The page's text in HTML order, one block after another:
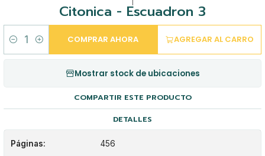
Citonica - Escuadron 3
Cantidad
AGREGAR AL CARRO
COMPRAR AHORA
Mostrar stock de ubicaciones
COMPARTIR ESTE PRODUCTO
DETALLES
Páginas: 456